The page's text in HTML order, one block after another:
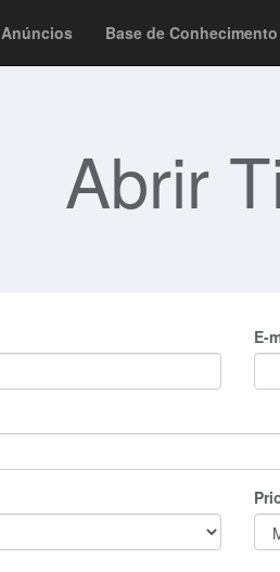
Anúncios Base de Conhecimento
Abrir
E-